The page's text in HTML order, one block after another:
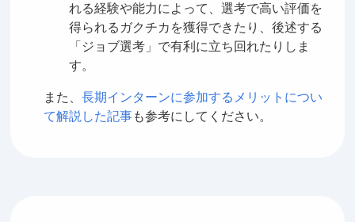
れる経験や能力によって、選考で高い評価を
得られるガクチカを獲得できたり、後述する
「ジョブ選考」で有利に立ち回れたりしま
す。
また、 長期インターンに参加するメリットについ
て解説した記事も参考にしてください。